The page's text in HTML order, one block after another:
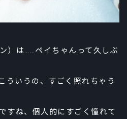
）は……ペイちゃんって久しぶ
いうの、すごく照れちゃう
すね、個人的にすごく憧れて